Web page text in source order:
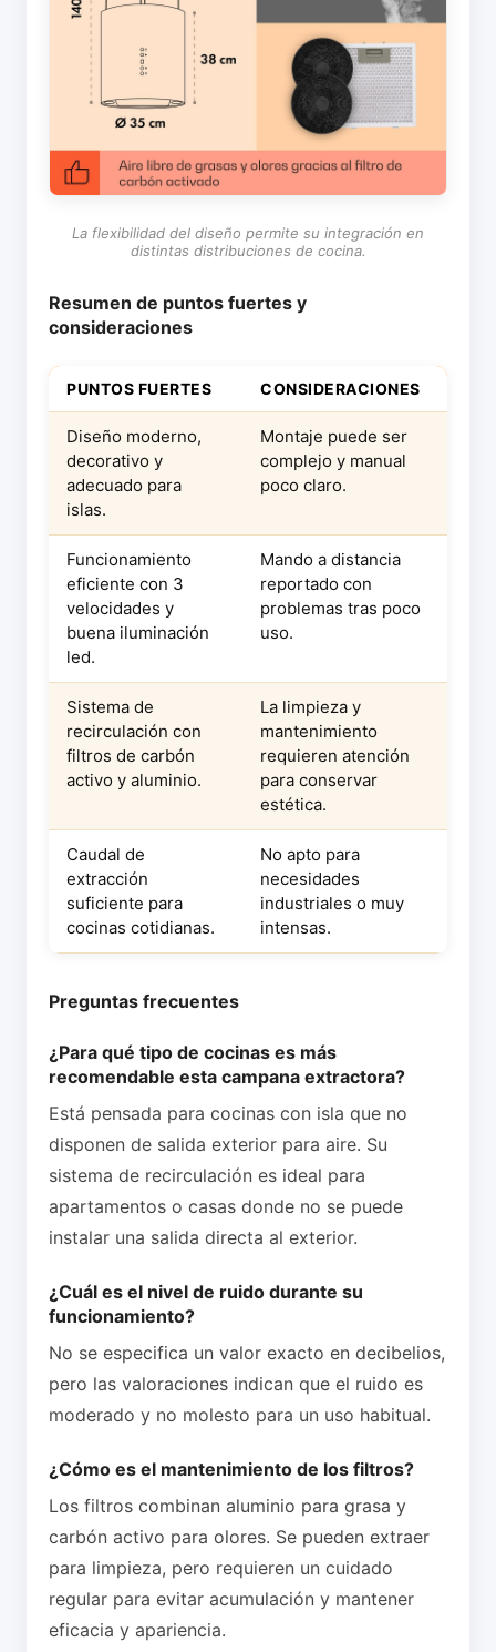
La flexibilidad del diseño permite su integración en
distintas distribuciones de cocina.
Resumen de puntos fuertes y
consideraciones
PUNTOS FUERTES CONSIDERACIONES
Diseño moderno,
decorativo y
adecuado para
islas.
Montaje puede ser
complejo y manual
poco claro.
Funcionamiento
eficiente con 3
velocidades y
buena iluminación
led.
Mando a distancia
reportado con
problemas tras poco
uso.
Sistema de
recirculación con
filtros de carbón
activo y aluminio.
La limpieza y
mantenimiento
requieren atención
para conservar
estética.
Caudal de
extracción
suficiente para
cocinas cotidianas.
No apto para
necesidades
industriales o muy
intensas.
Preguntas frecuentes
¿Para qué tipo de cocinas es más
recomendable esta campana extractora?
Está pensada para cocinas con isla que no
disponen de salida exterior para aire. Su
sistema de recirculación es ideal para
apartamentos o casas donde no se puede
instalar una salida directa al exterior.
¿Cuál es el nivel de ruido durante su
funcionamiento?
No se especifica un valor exacto en decibelios,
pero las valoraciones indican que el ruido es
moderado y no molesto para un uso habitual.
¿Cómo es el mantenimiento de los filtros?
Los filtros combinan aluminio para grasa y
carbón activo para olores. Se pueden extraer
para limpieza, pero requieren un cuidado
regular para evitar acumulación y mantener
eficacia y apariencia.